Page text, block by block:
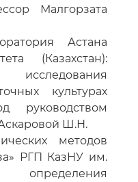
Малгорзата
Астана
(Казахстан):
исследования
культурах
руководством
Ш.Н.
методов
РГП КазНУ им.